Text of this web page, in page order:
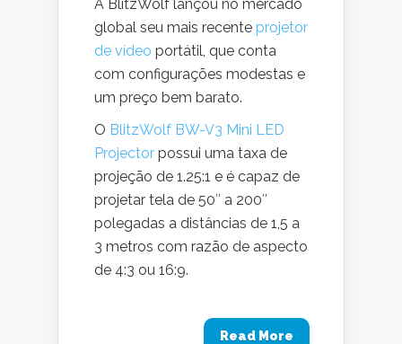
A BlitzWolf lançou no mercado
global seu mais recente projetor
de vídeo portátil, que conta
com configurações modestas e
um preço bem barato.
O BlitzWolf BW-V3 Mini LED
Projector possui uma taxa de
projeção de 1.25:1 e é capaz de
projetar tela de 50″ a 200″
polegadas a distâncias de 1,5 a
3 metros com razão de aspecto
de 4:3 ou 16:9.
Read More